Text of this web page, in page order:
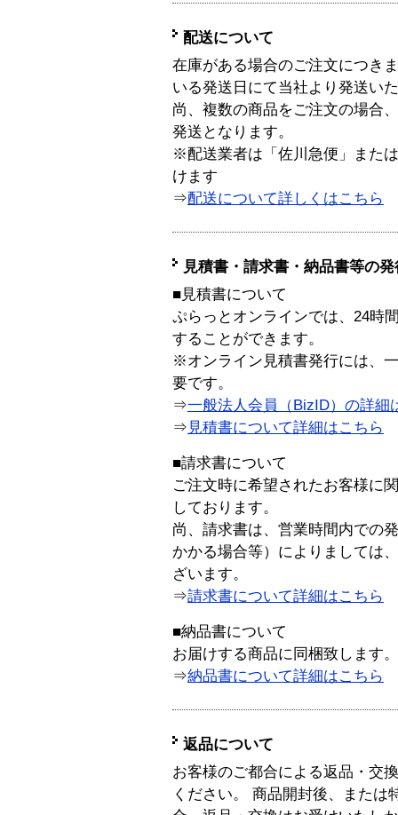
配送について
在庫がある場合のご注文につき
いる発送日にて当社より発送い
尚、複数の商品をご注文の場合
発送となります。
※配送業者は「佐川急便」また
けます
⇒配送について詳しくはこちら
見積書・請求書・納品書等の
■見積書について
ぷらっとオンラインでは、24時
することができます。
※オンライン見積書発行には、
要です。
⇒一般法人会員（BizID）の詳細
⇒ 見積書について詳細はこちら
■請求書について
ご注文時に希望されたお客様に
しております。
尚、請求書は、営業時間内での
かかる場合等）によりましては
ざいます。
⇒請求書について詳細はこちら
■納品書について
お届けする商品に同梱致します。
⇒納品書について詳細はこちら
返品について
お客様のご都合による返品・交
ください。 商品開封後、または